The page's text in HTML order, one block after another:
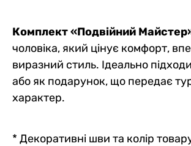
Комплект «Подвійний
чоловіка, який цінує комфорт,
виразний стиль. Ідеально
або як подарунок, що передає
характер.
* Декоративні шви та колір